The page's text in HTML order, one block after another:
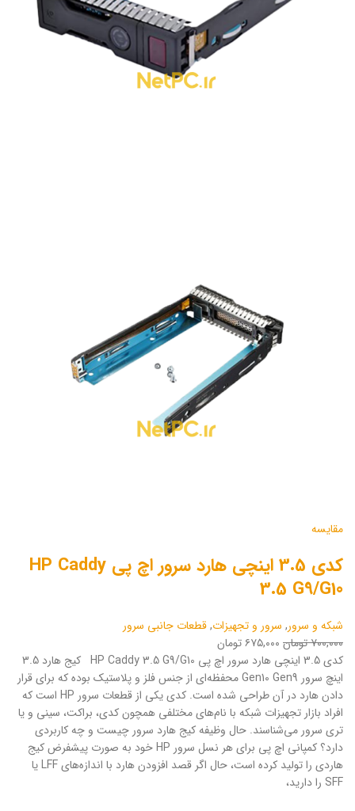
مقایسه
کدی 3.5 اینچی هارد سرور اچ پی HP Caddy
3.5 G9/G10
شبکه و سرور, سرور و تجهیزات,قطعات جانبی سرور
۷۰۰,۰۰۰ تومان
۶۷۵,۰۰۰ تومان
کدی 3.5 اینچی هارد سرور اچ پی HP Caddy 3.5 G9/G10 کیج هارد 3.5
اینچ سرور Gen10 Gen9 محفظه‌ای از جنس فلز و پلاستیک بوده که برای قرار
دادن هارد در آن طراحی شده است. کدی یکی از قطعات سرور HP است که
افراد بازار تجهیزات شبکه با نام‌های مختلفی همچون کدی، براکت، سینی و یا
تری سرور می‌شناسند. حال وظیفه کیج هارد سرور چیست و چه کاربردی
دارد؟ کمپانی اچ پی برای هر نسل سرور HP خود به صورت پیشفرض کیج
هاردی را تولید کرده است، حال اگر قصد افزودن هارد با اندازه‌های LFF یا
SFF را دارید‌،